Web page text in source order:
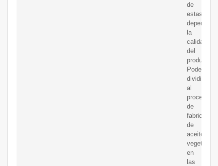
de
estas
dependerá
la
calidad
del
producto.
Podemos
dividir
al
proceso
de
fabricación
de
aceite
vegetal
en
las